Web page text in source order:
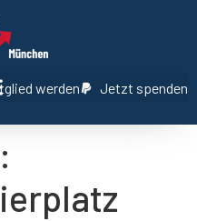
werden Jetzt spenden